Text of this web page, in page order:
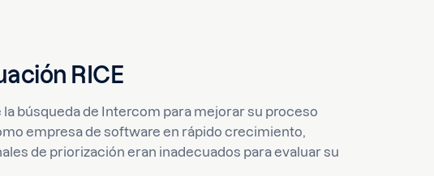
RICE
búsqueda de Intercom para mejorar su proceso
empresa de software en rápido crecimiento,
de priorización eran inadecuados para evaluar su